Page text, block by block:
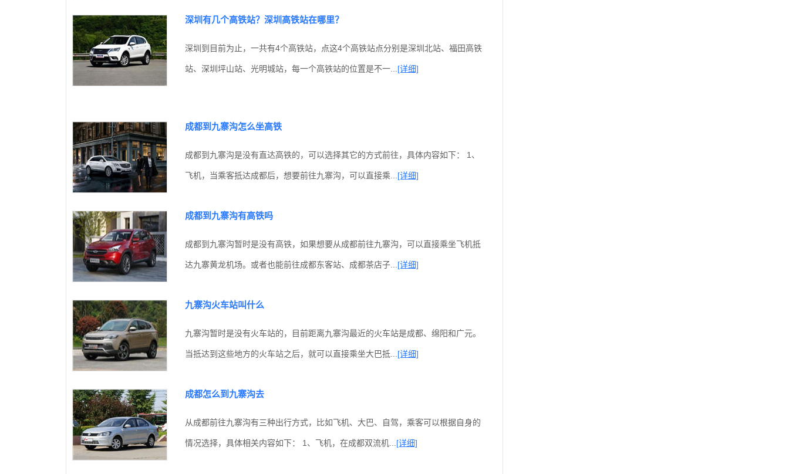
深圳有几个高铁站？深圳高铁站在哪里？
深圳到目前为止，一共有4个高铁站，点这4个高铁站点分别是深圳北站、福田高铁
站、深圳坪山站、光明城站，每一个高铁站的位置是不一... [详细]
成都到九寨沟怎么坐高铁
成都到九寨沟是没有直达高铁的，可以选择其它的方式前往，具体内容如下： 1、
飞机，当乘客抵达成都后，想要前往九寨沟，可以直接乘... [详细]
成都到九寨沟有高铁吗
成都到九寨沟暂时是没有高铁，如果想要从成都前往九寨沟，可以直接乘坐飞机抵
达九寨黄龙机场。或者也能前往成都东客站、成都茶店子... [详细]
九寨沟火车站叫什么
九寨沟暂时是没有火车站的，目前距离九寨沟最近的火车站是成都、绵阳和广元。
当抵达到这些地方的火车站之后，就可以直接乘坐大巴抵... [详细]
成都怎么到九寨沟去
从成都前往九寨沟有三种出行方式，比如飞机、大巴、自驾，乘客可以根据自身的
情况选择，具体相关内容如下： 1、飞机，在成都双流机... [详细]